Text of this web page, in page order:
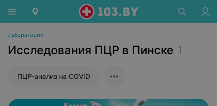
Лаборатории
Исследования ПЦР в Пинске 1
ПЦР-анализ на COVID